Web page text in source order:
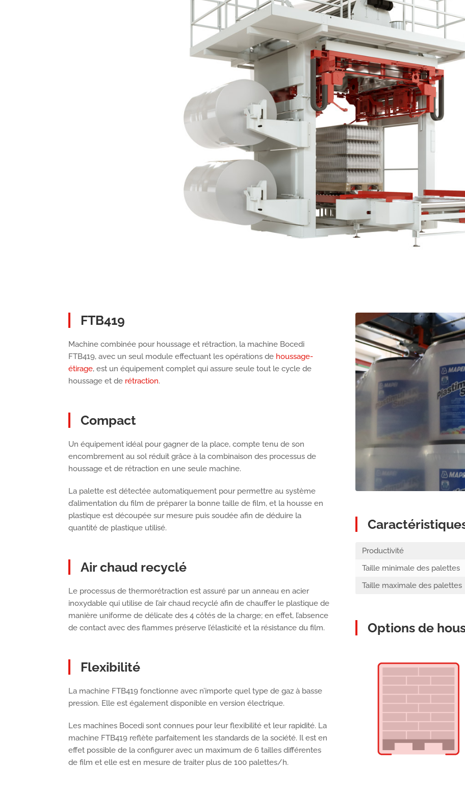
FTB419
Machine combinée pour houssage et rétraction, la machine Bocedi
FTB419, avec un seul module effectuant les opérations de houssage-
étirage, est un équipement complet qui assure seule tout le cycle de
houssage et de rétraction.
Compact
Un équipement idéal pour gagner de la place, compte tenu de son
encombrement au sol réduit grâce à la combinaison des processus de
houssage et de rétraction en une seule machine.
La palette est détectée automatiquement pour permettre au système
d’alimentation du film de préparer la bonne taille de film, et la housse en
plastique est découpée sur mesure puis soudée afin de déduire la
quantité de plastique utilisé.
Air chaud recyclé
Le processus de thermorétraction est assuré par un anneau en acier
inoxydable qui utilise de l’air chaud recyclé afin de chauffer le plastique de
manière uniforme de délicate des 4 côtés de la charge; en effet, l’absence
de contact avec des flammes préserve l’élasticité et la résistance du film.
Flexibilité
La machine FTB419 fonctionne avec n’importe quel type de gaz à basse
pression. Elle est également disponible en version électrique.
Les machines Bocedi sont connues pour leur flexibilité et leur rapidité. La
machine FTB419 reflète parfaitement les standards de la société. Il est en
effet possible de la configurer avec un maximum de 6 tailles différentes
de film et elle est en mesure de traiter plus de 100 palettes/h.
Productivité
Taille minimale des palettes
Taille maximale des palettes
Options de